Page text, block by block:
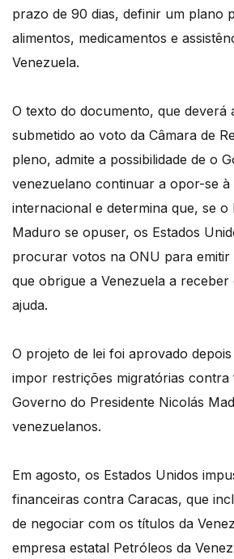
prazo de 90 dias, definir um plano
alimentos, medicamentos e
Venezuela.
O texto do documento, que deverá
submetido ao voto da Câmara de
pleno, admite a possibilidade de o
venezuelano continuar a opor-se à
internacional e determina que, se o
Maduro se opuser, os Estados
procurar votos na ONU para emitir
que obrigue a Venezuela a receber
ajuda.
O projeto de lei foi aprovado
impor restrições migratórias
Governo do Presidente Nicolás
venezuelanos.
Em agosto, os Estados Unidos
financeiras contra Caracas, que
de negociar com os títulos da
empresa estatal Petróleos da